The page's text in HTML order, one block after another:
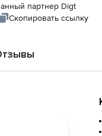
партнер Digt
Скопировать ссылку